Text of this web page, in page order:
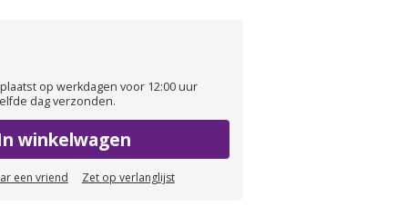
op werkdagen voor 12:00 uur
dag verzonden.
winkelwagen
een vriend Zet op verlanglijst